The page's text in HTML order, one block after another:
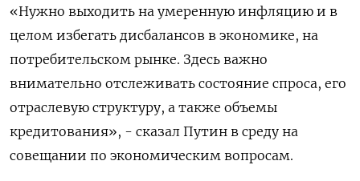
«Нужно выходить на умеренную инфляцию и в
целом избегать дисбалансов в экономике, на
потребительском рынке. Здесь важно
внимательно отслеживать состояние спроса, его
отраслевую структуру, а также объемы
кредитования», - сказал Путин в среду на
совещании по экономическим вопросам.